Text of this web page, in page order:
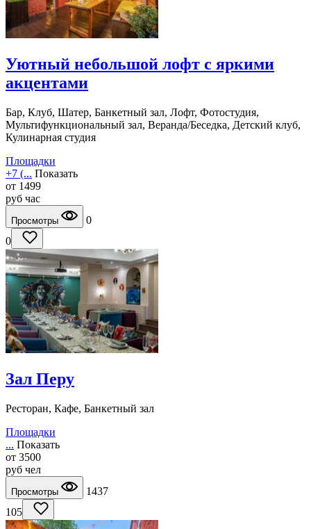
Уютный небольшой лофт с яркими
акцентами
Бар, Клуб, Шатер, Банкетный зал, Лофт, Фотостудия,
Мультифункциональный зал, Веранда/Беседка, Детский клуб,
Кулинарная студия
Площадки
+7 (... Показать
от 1499
руб час
Просмотры
0
0
Зал Перу
Ресторан, Кафе, Банкетный зал
Площадки
... Показать
от 3500
руб чел
Просмотры
1437
105